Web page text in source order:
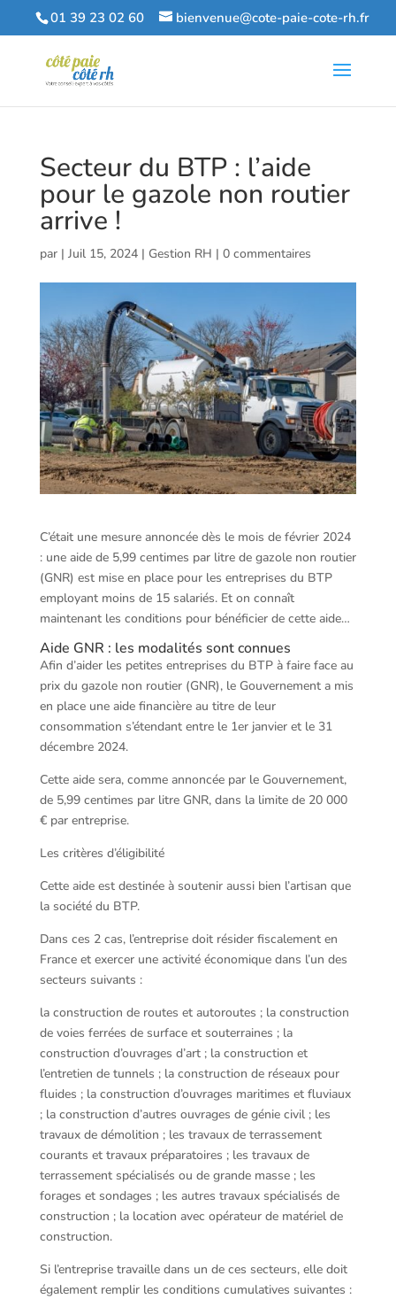
01 39 23 02 60 bienvenue@cote-paie-cote-rh.fr
Secteur du BTP : l’aide
pour le gazole non routier
arrive !
par | Juil 15, 2024| Gestion RH | 0 commentaires
C’était une mesure annoncée dès le mois de février 2024
: une aide de 5,99 centimes par litre de gazole non routier
(GNR) est mise en place pour les entreprises du BTP
employant moins de 15 salariés. Et on connaît
maintenant les conditions pour bénéficier de cette aide…
Aide GNR : les modalités sont connues
Afin d’aider les petites entreprises du BTP à faire face au
prix du gazole non routier (GNR), le Gouvernement a mis
en place une aide financière au titre de leur
consommation s’étendant entre le 1er janvier et le 31
décembre 2024.
Cette aide sera, comme annoncée par le Gouvernement,
de 5,99 centimes par litre GNR, dans la limite de 20 000
€ par entreprise.
Les critères d’éligibilité
Cette aide est destinée à soutenir aussi bien l’artisan que
la société du BTP.
Dans ces 2 cas, l’entreprise doit résider fiscalement en
France et exercer une activité économique dans l’un des
secteurs suivants :
la construction de routes et autoroutes ; la construction
de voies ferrées de surface et souterraines ; la
construction d’ouvrages d’art ; la construction et
l’entretien de tunnels ; la construction de réseaux pour
fluides ; la construction d’ouvrages maritimes et fluviaux
; la construction d’autres ouvrages de génie civil ; les
travaux de démolition ; les travaux de terrassement
courants et travaux préparatoires ; les travaux de
terrassement spécialisés ou de grande masse ; les
forages et sondages ; les autres travaux spécialisés de
construction ; la location avec opérateur de matériel de
construction.
Si l’entreprise travaille dans un de ces secteurs, elle doit
également remplir les conditions cumulatives suivantes :